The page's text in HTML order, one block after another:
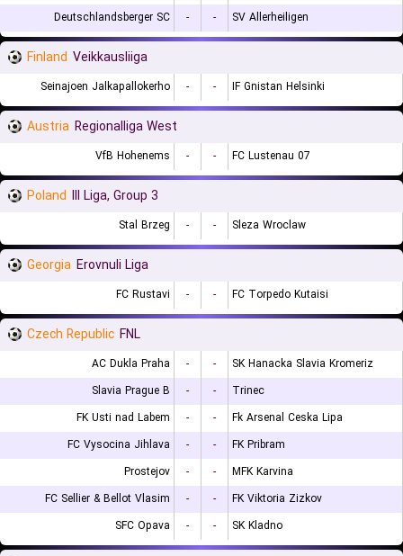
Deutschlandsberger SC
- - SV Allerheiligen
Finland Veikkausliiga
Seinajoen Jalkapallokerho - - IF Gnistan Helsinki
Austria Regionalliga West
VfB Hohenems - - FC Lustenau 07
Poland III Liga, Group 3
Stal Brzeg - - Sleza Wroclaw
Georgia Erovnuli Liga
FC Rustavi - - FC Torpedo Kutaisi
Czech Republic FNL
AC Dukla Praha - -
SK Hanacka Slavia Kromeriz
Slavia Prague B
- -
Trinec
FK Usti nad Labem
- -
Fk Arsenal Ceska Lipa
FC Vysocina Jihlava
- -
FK Pribram
Prostejov
- -
MFK Karvina
FC Sellier & Bellot Vlasim
- -
FK Viktoria Zizkov
SFC Opava
- - SK Kladno